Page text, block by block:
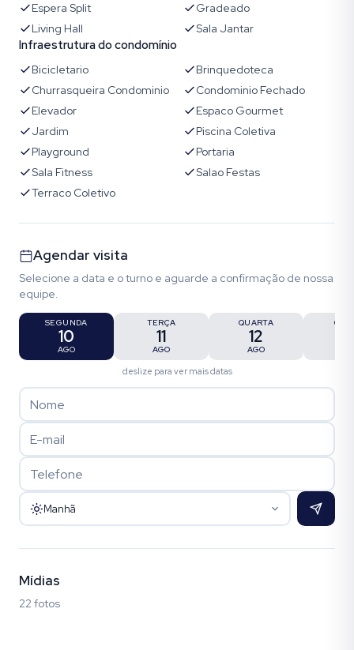
Espera Split
Gradeado
Living Hall
Sala Jantar
Infraestrutura do condomínio
Bicicletario
Brinquedoteca
Churrasqueira Condominio
Condominio Fechado
Elevador
Espaco Gourmet
Jardim
Piscina Coletiva
Playground
Portaria
Sala Fitness
Salao Festas
Terraco Coletivo
Agendar visita
Selecione a data e o turno e aguarde a confirmação de nossa
equipe.
SEGUNDA
10
AGO
TERÇA
11
AGO
QUARTA
12
AGO
deslize para ver mais datas
Manhã
Mídias
22 fotos